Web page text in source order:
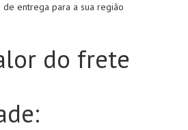
entrega para a sua região
do frete